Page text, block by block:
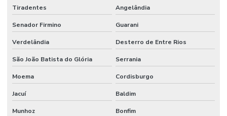
Tiradentes Angelândia
Senador Firmino Guarani
Verdelândia Desterro de Entre Rios
São João Batista do Glória Serrania
Moema Cordisburgo
Jacuí Baldim
Munhoz Bonfim